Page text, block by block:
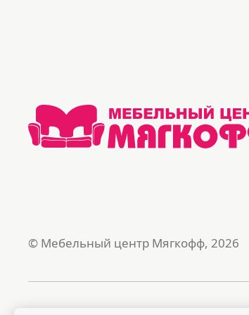
© Мебельный центр Мягкофф, 2026